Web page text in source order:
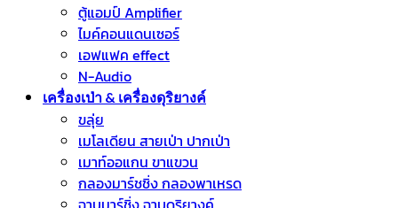
ตู้แอมป์ Amplifier
ไมค์คอนแดนเซอร์
เอฟแฟค effect
N-Audio
เครื่องเป่า & เครื่องดุริยางค์
ขลุ่ย
เมโลเดียน สายเป่า ปากเป่า
เมาท์ออแกน ขาแขวน
กลองมาร์ชชิ่ง กลองพาเหรด